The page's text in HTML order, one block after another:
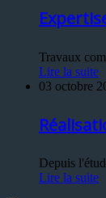
Travaux
Lire la suite
03 octobre
Depuis
Lire la suite